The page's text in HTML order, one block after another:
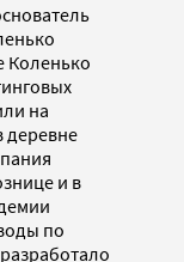
Коленько
на
деревне
и в
по